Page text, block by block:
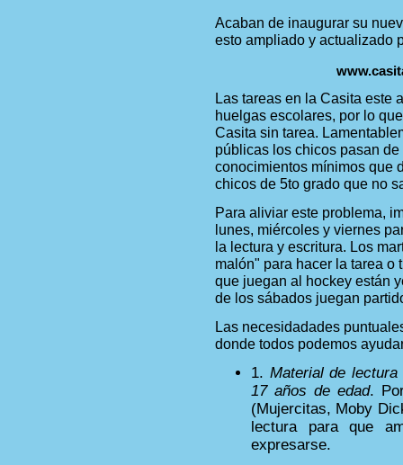
Acaban de inaugurar su
esto ampliado y actualizado
Las tareas en la Casita este
huelgas escolares, por lo
Casita sin tarea.
públicas los chicos pasan
conocimientos mínimos que
chicos de 5to grado que no
Para aliviar este problema,
lunes, miércoles y viernes
la lectura y escritura. Los
malón" para hacer la tarea o
que juegan al hockey están
de los sábados juegan
Las necesidadades
donde todos podemos
1. Material de
17 años de edad.
(Mujercitas, Moby
lectura para que
expresarse.